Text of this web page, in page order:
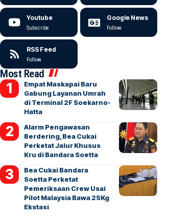
Youtube
Subscribe
Google News
Follow
RSS Feed
Follow
Most Read
Empat Maskapai Baru
Gabung Layanan Umrah
di Terminal 2F Soekarno-
Hatta
Alarm Pengawasan
Berdering, Bea Cukai
Perketat Jalur Khusus
Kru di Bandara Soetta
Bea Cukai Bandara
Soetta Perketat
Pemeriksaan Crew Usai
Pilot Malaysia Bawa 25Kg
Ekstasi